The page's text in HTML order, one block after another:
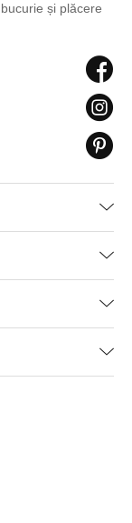
și plăcere